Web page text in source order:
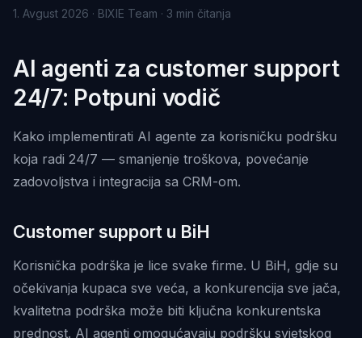
1. Avgust 2026 · BIXIE Team · 3 min čitanja
AI agenti za customer support
24/7: Potpuni vodič
Kako implementirati AI agente za korisničku podršku
koja radi 24/7 — smanjenje troškova, povećanje
zadovoljstva i integracija sa CRM-om.
Customer support u BiH
Korisnička podrška je lice svake firme. U BiH, gdje su
očekivanja kupaca sve veća, a konkurencija sve jača,
kvalitetna podrška može biti ključna konkurentska
prednost. AI agenti omogućavaju podršku svjetskog